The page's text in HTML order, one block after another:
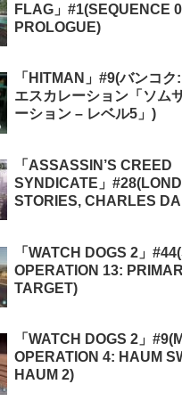
FLAG」#1(SEQUENCE
PROLOGUE)
「HITMAN」#9(バンコ
エスカレーション「ソム
ーション – レベル5」)
「ASSASSIN’S CREED
SYNDICATE」
STORIES, CHARLES
「WATCH DOGS 2」
OPERATION 13:
TARGET)
「WATCH DOGS 2」
OPERATION 4: HAUM
HAUM 2)